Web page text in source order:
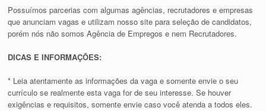
Possuímos parcerias com algumas agências, recrutadores e empresas
que anunciam vagas e utilizam nosso site para seleção de candidatos,
porém nós não somos Agência de Empregos e nem Recrutadores.
DICAS E INFORMAÇÕES:
* Leia atentamente as informações da vaga e somente envie o seu
currículo se realmente esta vaga for de seu interesse. Se houver
exigências e requisitos, somente envie caso você atenda a todos eles.